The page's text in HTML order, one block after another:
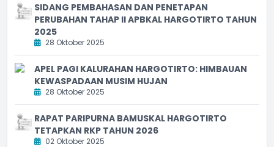
SIDANG PEMBAHASAN DAN PENETAPAN
PERUBAHAN TAHAP II APBKAL HARGOTIRTO TAHUN
2025
28 Oktober 2025
APEL PAGI KALURAHAN HARGOTIRTO: HIMBAUAN
KEWASPADAAN MUSIM HUJAN
28 Oktober 2025
RAPAT PARIPURNA BAMUSKAL HARGOTIRTO
TETAPKAN RKP TAHUN 2026
02 Oktober 2025